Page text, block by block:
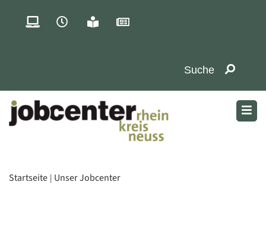
Startseite Unser Jobcenter